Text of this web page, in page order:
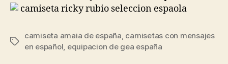
Etiquetas
camiseta amaia de españa, camisetas con mensajes
en español, equipacion de gea españa